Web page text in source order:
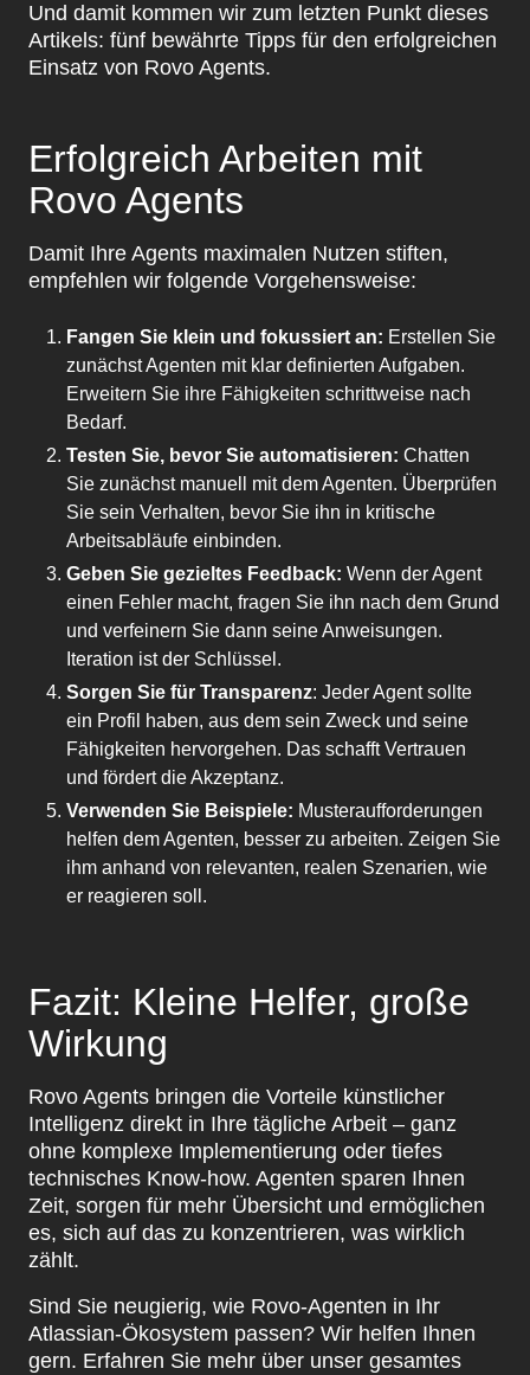
Und damit kommen wir zum letzten Punkt dieses
Artikels: fünf bewährte Tipps für den erfolgreichen
Einsatz von Rovo Agents.
Erfolgreich Arbeiten mit
Rovo Agents
Damit Ihre Agents maximalen Nutzen stiften,
empfehlen wir folgende Vorgehensweise:
Fangen Sie klein und fokussiert an: Erstellen Sie
zunächst Agenten mit klar definierten Aufgaben.
Erweitern Sie ihre Fähigkeiten schrittweise nach
Bedarf.
Testen Sie, bevor Sie automatisieren: Chatten
Sie zunächst manuell mit dem Agenten. Überprüfen
Sie sein Verhalten, bevor Sie ihn in kritische
Arbeitsabläufe einbinden.
Geben Sie gezieltes Feedback: Wenn der Agent
einen Fehler macht, fragen Sie ihn nach dem Grund
und verfeinern Sie dann seine Anweisungen.
Iteration ist der Schlüssel.
Sorgen Sie für Transparenz: Jeder Agent sollte
ein Profil haben, aus dem sein Zweck und seine
Fähigkeiten hervorgehen. Das schafft Vertrauen
und fördert die Akzeptanz.
Verwenden Sie Beispiele: Musteraufforderungen
helfen dem Agenten, besser zu arbeiten. Zeigen Sie
ihm anhand von relevanten, realen Szenarien, wie
er reagieren soll.
Fazit: Kleine Helfer, große
Wirkung
Rovo Agents bringen die Vorteile künstlicher
Intelligenz direkt in Ihre tägliche Arbeit – ganz
ohne komplexe Implementierung oder tiefes
technisches Know-how. Agenten sparen Ihnen
Zeit, sorgen für mehr Übersicht und ermöglichen
es, sich auf das zu konzentrieren, was wirklich
zählt.
Sind Sie neugierig, wie Rovo-Agenten in Ihr
Atlassian-Ökosystem passen? Wir helfen Ihnen
gern. Erfahren Sie mehr über unser gesamtes